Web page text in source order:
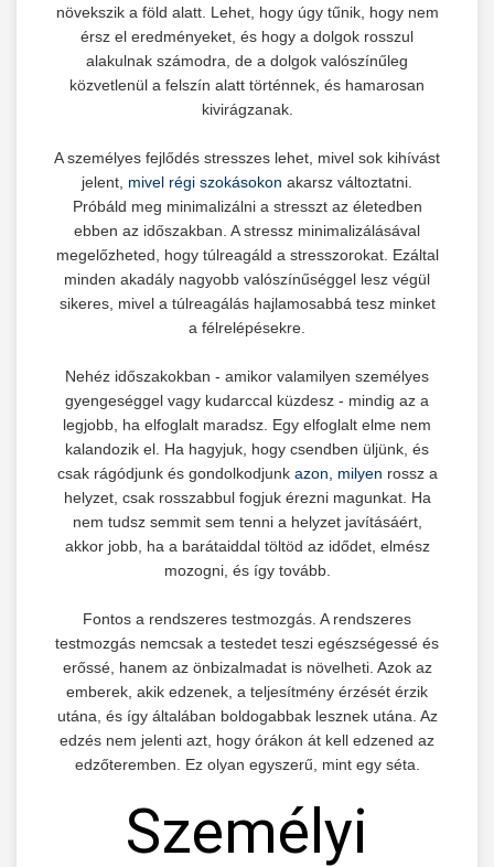
növekszik a föld alatt. Lehet, hogy úgy tűnik, hogy nem
érsz el eredményeket, és hogy a dolgok rosszul
alakulnak számodra, de a dolgok valószínűleg
közvetlenül a felszín alatt történnek, és hamarosan
kivirágzanak.
A személyes fejlődés stresszes lehet, mivel sok kihívást
jelent, mivel régi szokásokon akarsz változtatni.
Próbáld meg minimalizálni a stresszt az életedben
ebben az időszakban. A stressz minimalizálásával
megelőzheted, hogy túlreagáld a stresszorokat. Ezáltal
minden akadály nagyobb valószínűséggel lesz végül
sikeres, mivel a túlreagálás hajlamosabbá tesz minket
a félrelépésekre.
Nehéz időszakokban - amikor valamilyen személyes
gyengeséggel vagy kudarccal küzdesz - mindig az a
legjobb, ha elfoglalt maradsz. Egy elfoglalt elme nem
kalandozik el. Ha hagyjuk, hogy csendben üljünk, és
csak rágódjunk és gondolkodjunk azon, milyen rossz a
helyzet, csak rosszabbul fogjuk érezni magunkat. Ha
nem tudsz semmit sem tenni a helyzet javításáért,
akkor jobb, ha a barátaiddal töltöd az idődet, elmész
mozogni, és így tovább.
Fontos a rendszeres testmozgás. A rendszeres
testmozgás nemcsak a testedet teszi egészségessé és
erőssé, hanem az önbizalmadat is növelheti. Azok az
emberek, akik edzenek, a teljesítmény érzését érzik
utána, és így általában boldogabbak lesznek utána. Az
edzés nem jelenti azt, hogy órákon át kell edzened az
edzőteremben. Ez olyan egyszerű, mint egy séta.
Személyi